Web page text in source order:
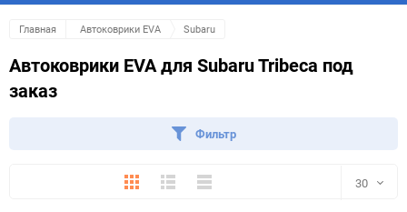
Главная Автоковрики EVA Subaru
Автоковрики EVA для Subaru Tribeca под
заказ
Фильтр
ПлиткаПодробноКомпактно 30